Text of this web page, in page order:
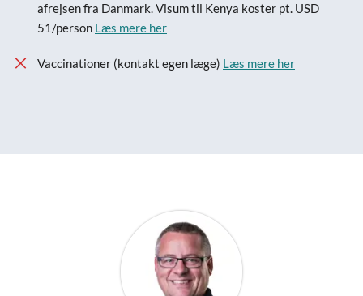
afrejsen fra Danmark. Visum til Kenya koster pt. USD
51/person Læs mere her
Vaccinationer (kontakt egen læge) Læs mere her